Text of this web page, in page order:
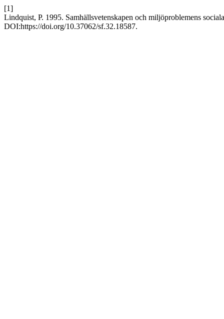
[1]
Lindquist, P. 1995. Samhällsvetenskapen och miljöproblemens
DOI:https://doi.org/10.37062/sf.32.18587.